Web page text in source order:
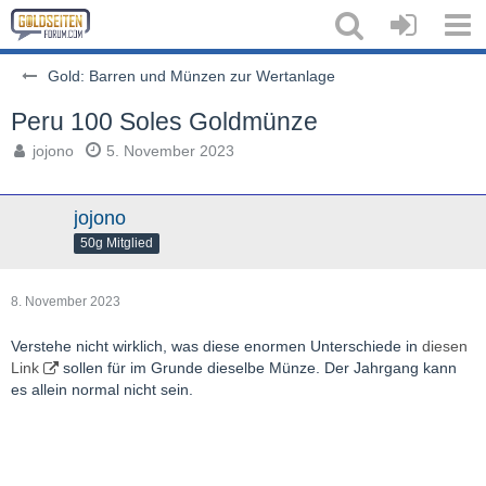
Gold: Barren und Münzen zur Wertanlage
Peru 100 Soles Goldmünze
jojono 5. November 2023
jojono
50g Mitglied
8. November 2023
Verstehe nicht wirklich, was diese enormen Unterschiede in diesen
Link
sollen für im Grunde dieselbe Münze. Der Jahrgang kann
es allein normal nicht sein.